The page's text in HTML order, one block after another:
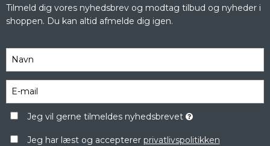
Tilmeld dig vores nyhedsbrev og modtag tilbud og nyheder i
shoppen. Du kan altid afmelde dig igen.
Jeg vil gerne tilmeldes nyhedsbrevet
Jeg har læst og accepterer privatlivspolitikken